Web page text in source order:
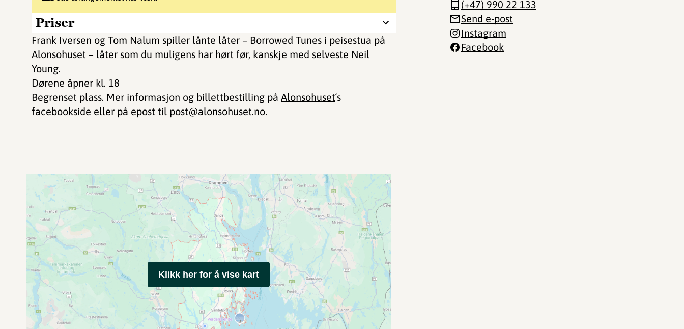
Priser
Frank Iversen og Tom Nalum spiller lånte låter – Borrowed Tunes i peisestua på
Alonsohuset – låter som du muligens har hørt før, kanskje med selveste Neil
Young.
Dørene åpner kl. 18
Begrenset plass. Mer informasjon og billettbestilling på Alonsohuset´s
facebookside eller på epost til post@alonsohuset.no.
(+47) 990 22 133
Send e-post
Instagram
Facebook
Klikk her for å vise kart